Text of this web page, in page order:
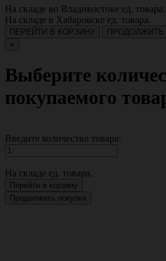
На складе во Владивостоке ед. товара.
На складе в Хабаровске ед. товара.
ПЕРЕЙТИ В КОРЗИНУ
ПРОДОЛЖИТЬ
×
Выберите
покупаемого
Введите количество товара:
На складе ед. товара.
Перейти в корзину
Продолжить покупки